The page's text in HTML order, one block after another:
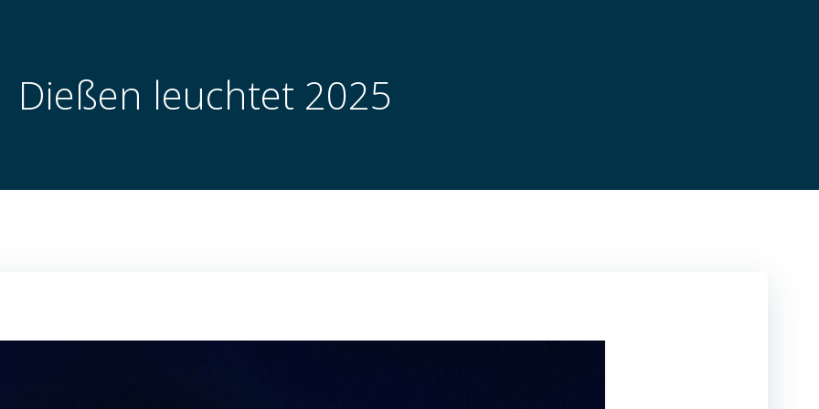
Dießen leuchtet 2025